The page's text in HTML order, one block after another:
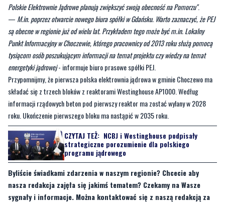
Punkt Informacyjny w Choczewie, którego pracownicy od 2013 roku służą pomocą
tysiącom osób poszukującym informacji na temat projektu czy wiedzy na temat
energetyki jądrowej- informuje biuro prasowe spółki PEJ.
Przypomnijmy, że pierwsza polska elektrownia jądrowa w gminie Choczewo ma
składać się z trzech bloków z reaktorami Westinghouse AP1000. Według
informacji rządowych beton pod pierwszy reaktor ma zostać wylany w 2028
roku. Ukończenie pierwszego bloku ma nastąpić w 2035 roku.
CZYTAJ TEŻ:
NCBJ i Westinghouse podpisały
strategiczne porozumienie dla polskiego
programu jądrowego
Byliście świadkami zdarzenia w naszym regionie? Chcecie aby
nasza redakcja zajęła się jakimś tematem? Czekamy na Wasze
sygnały i informacje. Można kontaktować się z naszą redakcją za
pośrednictwemstrony facebookoweji mailowo:
redakcja@nadmorski24.pl. Dyżurujemy także pod numerem
telefonu 729 715 670.